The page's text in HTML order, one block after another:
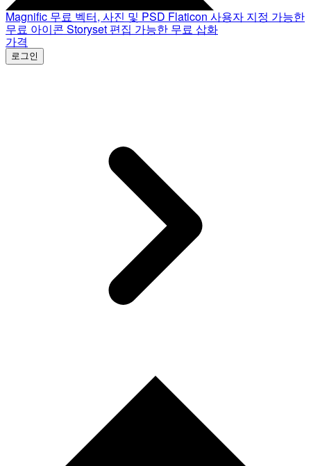
Magnific 무료 벡터, 사진 및 PSD Flaticon 사용자 지정 가능한
무료 아이콘 Storyset 편집 가능한 무료 삽화
가격
로그인